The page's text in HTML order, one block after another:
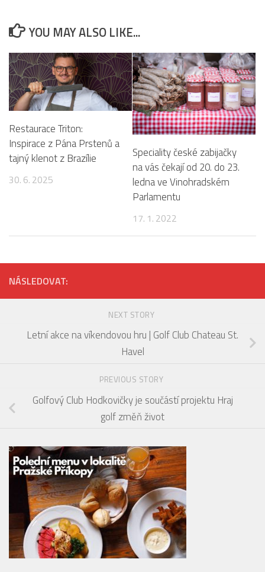
YOU MAY ALSO LIKE...
Restaurace Triton:
Inspirace z Pána Prstenů a
tajný klenot z Brazílie
30. 6. 2025
Speciality české zabijačky
na vás čekají od 20. do 23.
ledna ve Vinohradském
Parlamentu
17. 1. 2022
NÁSLEDOVAT:
NEXT STORY
Letní akce na víkendovou hru | Golf Club Chateau St.
Havel
PREVIOUS STORY
Golfový Club Hodkovičky je součástí projektu Hraj
golf změň život